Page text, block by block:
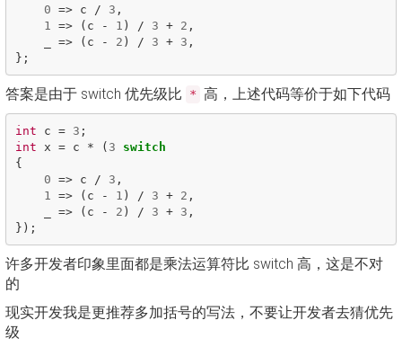
0 => c / 3 ,
1
=> ( c - 1 ) / 3 + 2 ,
=> ( c - 2 ) / 3 + 3 ,
};
答案是由于 switch 优先级比 * 高，上述代码等价于如下代码
int c = 3 ;
int
x = c * ( 3
switch
{
0 => c / 3 ,
1
=> ( c - 1 ) / 3 + 2 ,
=> ( c - 2 ) / 3 + 3 ,
});
许多开发者印象里面都是乘法运算符比 switch 高，这是不对
的
现实开发我是更推荐多加括号的写法，不要让开发者去猜优先
级